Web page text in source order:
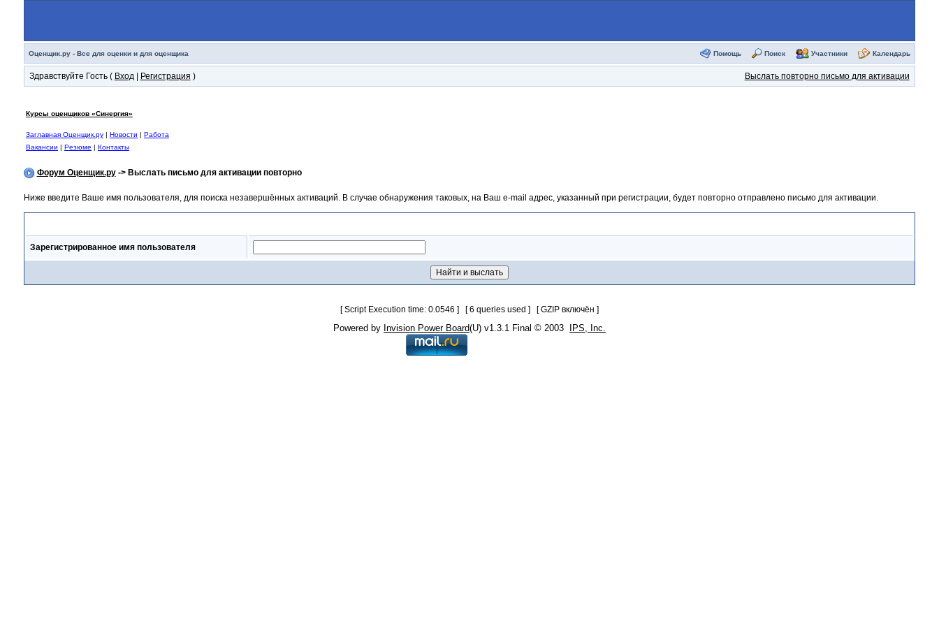
Оценщик.ру - Все для оценки и для оценщика Помощь Поиск Участники Календарь
Здравствуйте Гость ( Вход| Регистрация ) Выслать повторно письмо для активации
Курсы оценщиков «Синергия»
Заглавная Оценщик.ру| Новости | Работа
Вакансии | Резюме | Контакты
Форум Оценщик.ру-> Выслать письмо для активации повторно
Ниже введите Ваше имя пользователя, для поиска незавершённых активаций. В случае обнаружения таковых, на Ваш e-mail адрес, указанный при регистрации, будет повторно отправлено письмо для активации.
Зарегистрированное имя пользователя
[ Script Execution time: 0.0546 ] [ 6 queries used ] [ GZIP включён ]
Powered by Invision Power Board(U) v1.3.1 Final © 2003 IPS, Inc.